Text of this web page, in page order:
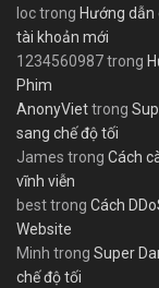
loctrong Hướng dẫn
tài khoản mới
1234560987trong
Phim
AnonyViettrong
sang chế độ tối
James trong Cách
vĩnh viễn
besttrong Cách
Website
Minh trong Super
chế độ tối